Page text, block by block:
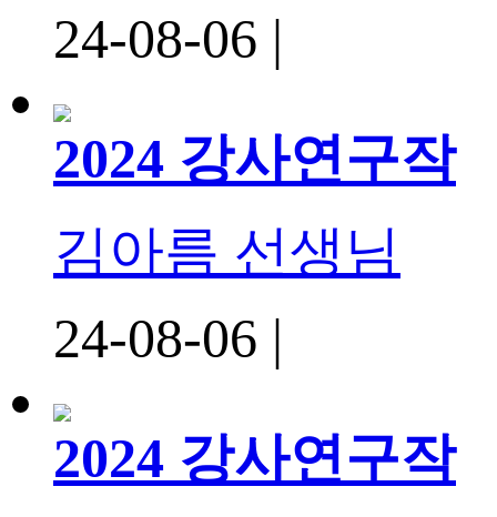
24-08-06 |
2024 강사연구작
김아름 선생님
24-08-06 |
2024 강사연구작